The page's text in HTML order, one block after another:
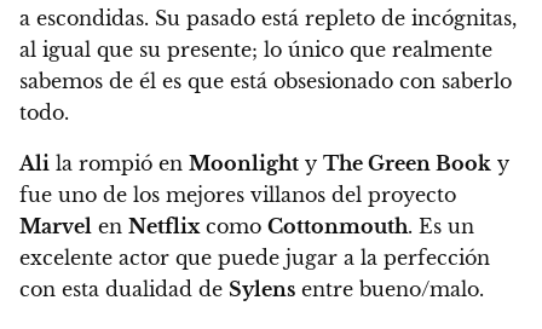
a escondidas. Su pasado está repleto de incógnitas,
al igual que su presente; lo único que realmente
sabemos de él es que está obsesionado con saberlo
todo.
Ali la rompió en Moonlight y The Green Book y
fue uno de los mejores villanos del proyecto
Marvel en Netflix como Cottonmouth. Es un
excelente actor que puede jugar a la perfección
con esta dualidad de Sylens entre bueno/malo.